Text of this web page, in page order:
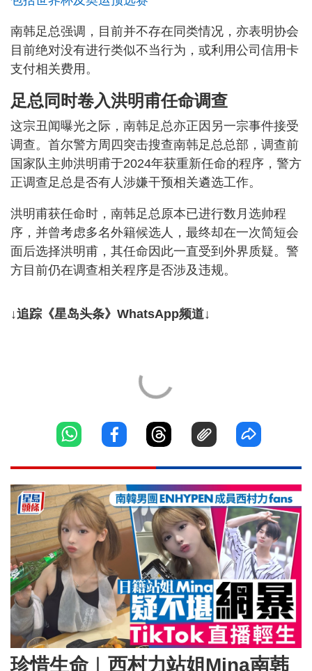
南韩足总强调，目前并不存在同类情况，亦表明协会
目前绝对没有进行类似不当行为，或利用公司信用卡
支付相关费用。
足总同时卷入洪明甫任命调查
这宗丑闻曝光之际，南韩足总亦正因另一宗事件接受
调查。首尔警方周四突击搜查南韩足总总部，调查前
国家队主帅洪明甫于2024年获重新任命的程序，警方
正调查足总是否有人涉嫌干预相关遴选工作。
洪明甫获任命时，南韩足总原本已进行数月选帅程
序，并曾考虑多名外籍候选人，最终却在一次简短会
面后选择洪明甫，其任命因此一直受到外界质疑。警
方目前仍在调查相关程序是否涉及违规。
↓追踪《星岛头条》WhatsApp频道↓
珍惜生命︱西村力站姐Mina南韩